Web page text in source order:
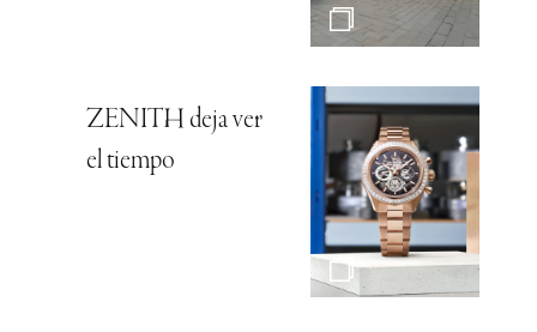
ZENITH deja ver
el tiempo